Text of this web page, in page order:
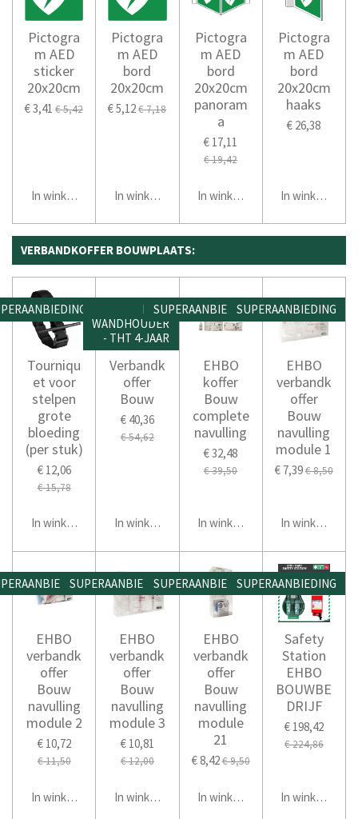
Pictogra
m AED
sticker
20x20cm
€ 3,41 € 5,42
In winkelwagen
Pictogra
m AED
bord
20x20cm
€ 5,12€ 7,18
In winkelwagen
Pictogra
m AED
bord
20x20cm
panoram
a
€ 17,11
€ 19,42
In winkelwagen
Pictogra
m AED
bord
20x20cm
haaks
€ 26,38
In winkelwagen
VERBANDKOFFER BOUWPLAATS:
Tourniqu
et voor
stelpen
grote
bloeding
(per stuk)
€ 12,06
€ 15,78
In winkelwagen
INCL.
WANDHOUDER
- THT 4-JAAR
Verbandk
offer
Bouw
€ 40,36
€ 54,62
In winkelwagen
SUPERAANBIEDING
EHBO
koffer
Bouw
complete
navulling
€ 32,48
€ 39,50
In winkelwagen
SUPERAANBIEDING
EHBO
verbandk
offer
Bouw
navulling
module 1
€ 7,39€ 8,50
In winkelwagen
EHBO
verbandk
offer
Bouw
navulling
module 2
€ 10,72
€ 11,50
In winkelwagen
SUPERAANBIEDING
EHBO
verbandk
offer
Bouw
navulling
module 3
€ 10,81
€ 12,00
In winkelwagen
SUPERAANBIEDING
EHBO
verbandk
offer
Bouw
navulling
module
21
€ 8,42€ 9,50
In winkelwagen
SUPERAANBIEDING
Safety
Station
EHBO
BOUWBE
DRIJF
€ 198,42
€ 224,86
In winkelwagen